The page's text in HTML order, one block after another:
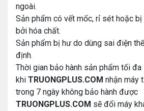
ngoài.
Sản phẩm có vết mốc, rỉ sét hoặc bị
bởi hóa chất.
Sản phẩm bị hư do dùng sai điện
định.
Thời gian bảo hành sản phẩm tối
khi TRUONGPLUS.COM nhận máy
trong 7 ngày không bảo hành được
TRUONGPLUS.COM sẽ đổi máy